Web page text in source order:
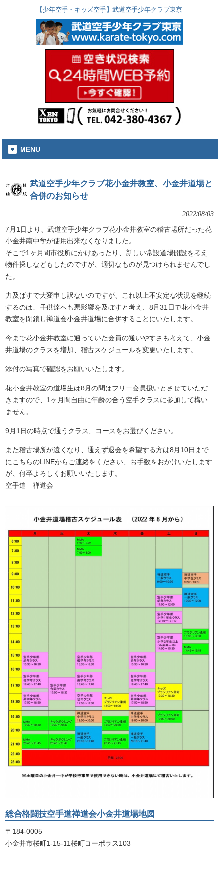
【少年空手・キッズ空手】武道空手少年クラブ東京
MENU
武道空手少年クラブ花小金井教室、小金井道場と
合併のお知らせ
2022/08/03
7月1日より、武道空手少年クラブ花小金井教室の稽古場所だった花
小金井南中学が使用出来なくなりました。
そこで1ヶ月間市役所にかけあったり、新しい常設道場開設を考え
物件探しなどもしたのですが、適切なものが見つけられませんでし
た。
力及ばすで大変申し訳ないのですが、これ以上不安定な状況を継続
するのは、子供達へも悪影響を及ぼすと考え、8月31日で花小金井
教室を閉鎖し禅道会小金井道場に合併することにいたします。
今まで花小金井教室に通っていた会員の通いやすさも考えて、小金
井道場のクラスを増加、稽古スケジュールを変更いたします。
添付の写真で確認をお願いいたします。
花小金井教室の道場生は8月の間はフリー会員扱いとさせていただ
きますので、1ヶ月間自由に年齢の合う空手クラスに参加して構い
ません。
9月1日の時点で通うクラス、コースをお選びください。
また稽古場所が遠くなり、通えず退会を希望する方は8月10日まで
にこちらのLINEからご連絡をください、お手数をおかけいたします
が、何卒よろしくお願いいたします。
空手道 禅道会
総合格闘技空手道禅道会小金井道場地図
〒184-0005
小金井市桜町1-15-11桜町コーポラス103